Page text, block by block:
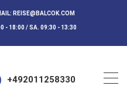
REISE@BALCOK.COM
- 18:00 / SA. 09:30 - 13:30
+492011258330